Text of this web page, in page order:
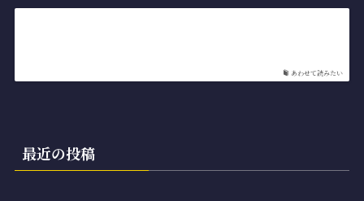
あわせて読みたい
最近の投稿